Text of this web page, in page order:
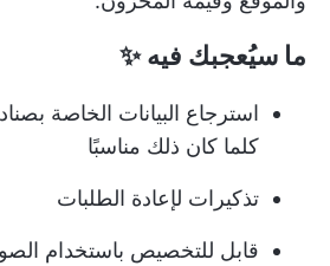
ما سيُعجبك فيه✨
استرجاع البيانات الخاصة
كلما كان ذلك مناسبًا
تذكيرات لإعادة الطلبات
قابل للتخصيص باستخدام